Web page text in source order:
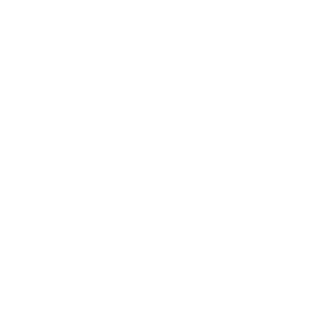
von A-Z finden Sie
Sachgebiete zur Online-
online buchen